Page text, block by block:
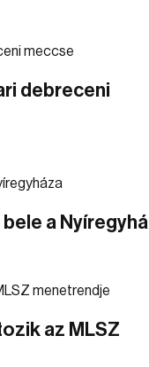
debreceni
a
az MLSZ